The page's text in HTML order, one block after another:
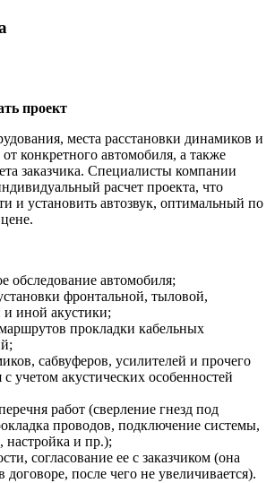
проект
места расстановки динамиков и
от конкретного автомобиля, а также
заказчика. Специалисты компании
расчет проекта, что
и установить автозвук, оптимальный по
обследование автомобиля;
фронтальной, тыловой,
и иной акустики;
прокладки кабельных
сабвуферов, усилителей и прочего
учетом акустических особенностей
работ (сверление гнезд под
проводов, подключение системы,
настройка и пр.);
согласование ее с заказчиком (она
договоре, после чего не увеличивается).